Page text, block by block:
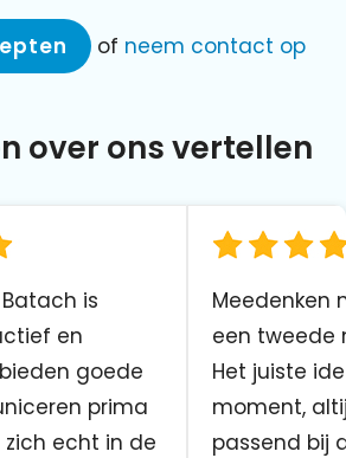
of neem contact op
over ons vertellen
is
en
goede
prima
zich echt in de
Meedenken
een tweede
Het juiste
moment,
passend bij